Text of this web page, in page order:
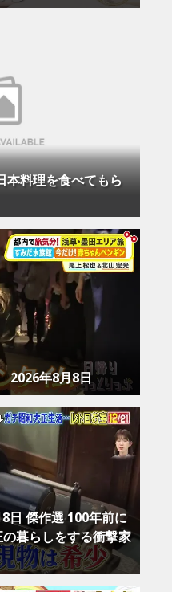
本料理を食べてもら
2026年8月8日
傑作選 100年前に
暮らしをする衝撃家